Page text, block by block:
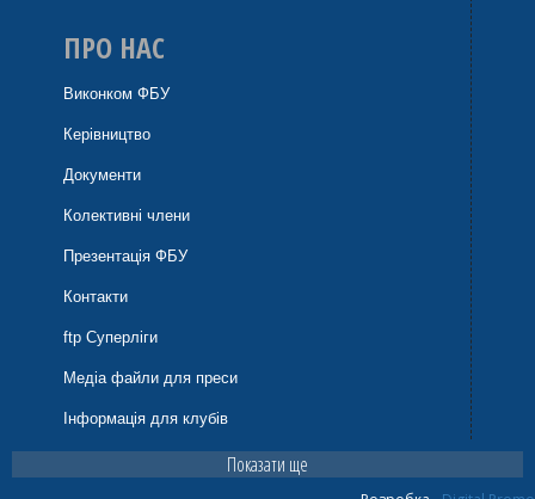
ПРО НАС
Виконком ФБУ
Керівництво
Документи
Колективні члени
Презентація ФБУ
Контакти
ftp Суперліги
Медіа файли для преси
Інформація для клубів
Показати ще